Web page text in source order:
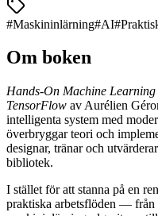
#Maskininlärning#AI#
Om boken
Hands-On Machine
TensorFlow av Aurélien
intelligenta system med
överbryggar teori och
designar, tränar och
bibliotek.
I stället för att stanna på en
praktiska arbetsflöden — från